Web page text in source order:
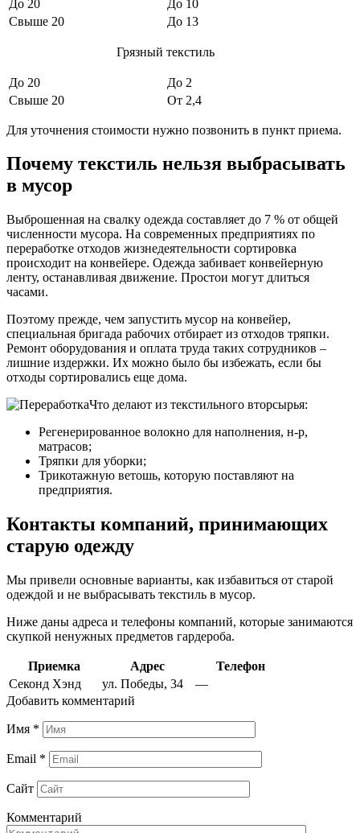
До 20
До 10
Свыше 20
До 13
Грязный текстиль
До 20
До 2
Свыше 20
От 2,4
Для уточнения стоимости нужно позвонить в пункт приема.
Почему текстиль нельзя выбрасывать
в мусор
Выброшенная на свалку одежда составляет до 7 % от общей
численности мусора. На современных предприятиях по
переработке отходов жизнедеятельности сортировка
происходит на конвейере. Одежда забивает конвейерную
ленту, останавливая движение. Простои могут длиться
часами.
Поэтому прежде, чем запустить мусор на конвейер,
специальная бригада рабочих отбирает из отходов тряпки.
Ремонт оборудования и оплата труда таких сотрудников –
лишние издержки. Их можно было бы избежать, если бы
отходы сортировались еще дома.
Что делают из текстильного вторсырья:
Регенерированное волокно для наполнения, н-р,
матрасов;
Тряпки для уборки;
Трикотажную ветошь, которую поставляют на
предприятия.
Контакты компаний, принимающих
старую одежду
Мы привели основные варианты, как избавиться от старой
одеждой и не выбрасывать текстиль в мусор.
Ниже даны адреса и телефоны компаний, которые занимаются
скупкой ненужных предметов гардероба.
Приемка Адрес
Телефон
Секонд Хэнд
ул. Победы, 34
—
Добавить комментарий
Имя *
Email *
Сайт
Комментарий